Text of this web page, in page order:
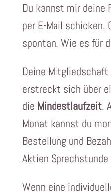
Du kannst mir deine
per E-Mail schicken.
spontan. Wie es für
Deine
erstreckt sich über
die Mindestlaufzeit.
Monat kannst du
Bestellung und
Aktien
Wenn eine